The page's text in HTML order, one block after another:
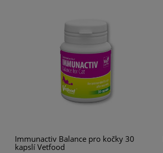
Immunactiv Balance pro kočky 30
kapslí Vetfood